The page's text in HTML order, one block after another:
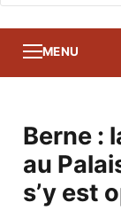
:
MENU
Berne :
au
s’y est